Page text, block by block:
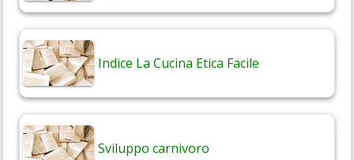
Indice La Cucina Etica Facile
Sviluppo carnivoro